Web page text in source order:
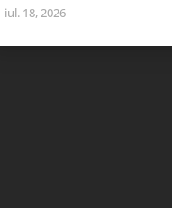
iul. 18, 2026